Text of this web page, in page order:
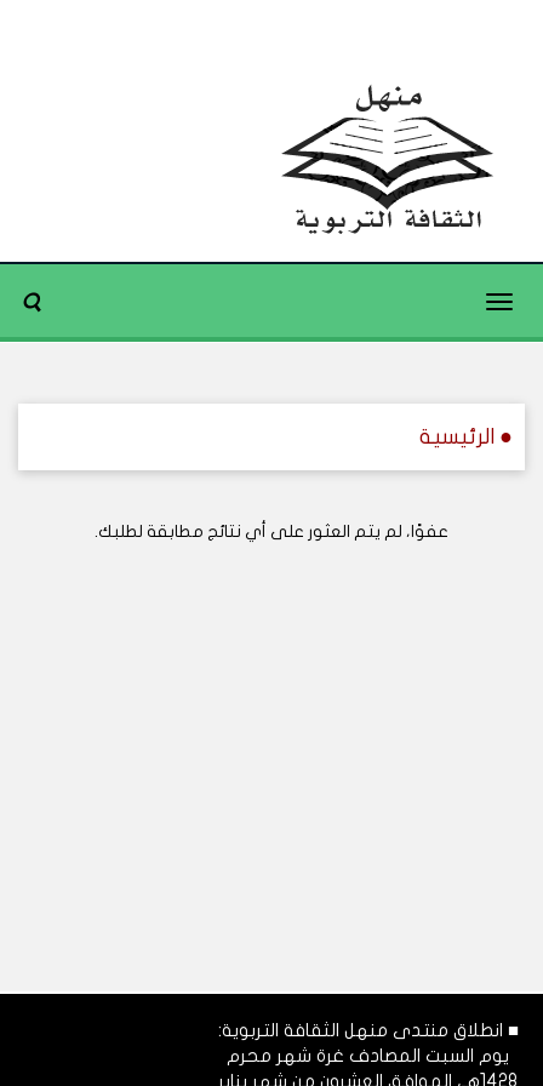
Toggle
● الرئيسية
عفوًا، لم يتم العثور على أي نتائج مطابقة لطلبك.
■ انطلاق منتدى منهل الثقافة التربوية:
يوم السبت المصادف غرة شهر محرم
1428هـ، الموافق العشرون من شهر يناير